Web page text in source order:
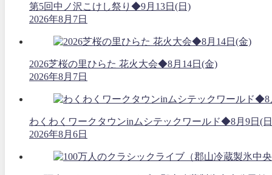
第5回中ノ沢こけし祭り◆9月13日(日)
2026年8月7日
2026芝桜の里ひらた 花火大会◆8月14日(金)
2026年8月7日
わくわくワークタウンinムシテックワールド◆8月9日(
2026年8月6日